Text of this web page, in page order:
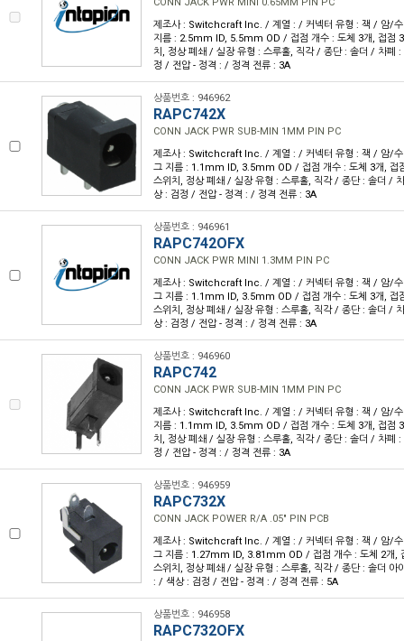
제조사 : Switchcraft Inc. / 계열 : / 커넥터 유형 : 잭 / 암/수
지름 : 2.5mm ID, 5.5mm OD / 접점 개수 : 도체 3개, 접점
치, 정상 폐쇄 / 실장 유형 : 스루홀, 직각 / 종단 : 솔더 / 차폐
정 / 전압 - 정격 : / 정격 전류 : 3A
상품번호 : 946962
RAPC742X
CONN JACK PWR SUB-MIN 1MM PIN PC
제조사 : Switchcraft Inc. / 계열 : / 커넥터 유형 : 잭 / 암/수
그 지름 : 1.1mm ID, 3.5mm OD / 접점 개수 : 도체 3개, 접
스위치, 정상 폐쇄 / 실장 유형 : 스루홀, 직각 / 종단 : 솔더 /
상 : 검정 / 전압 - 정격 : / 정격 전류 : 3A
상품번호 : 946961
RAPC742OFX
CONN JACK PWR MINI 1.3MM PIN PC
제조사 : Switchcraft Inc. / 계열 : / 커넥터 유형 : 잭 / 암/수
그 지름 : 1.1mm ID, 3.5mm OD / 접점 개수 : 도체 3개, 접
스위치, 정상 폐쇄 / 실장 유형 : 스루홀, 직각 / 종단 : 솔더 /
상 : 검정 / 전압 - 정격 : / 정격 전류 : 3A
상품번호 : 946960
RAPC742
CONN JACK PWR SUB-MIN 1MM PIN PC
제조사 : Switchcraft Inc. / 계열 : / 커넥터 유형 : 잭 / 암/수
지름 : 1.1mm ID, 3.5mm OD / 접점 개수 : 도체 3개, 접점
치, 정상 폐쇄 / 실장 유형 : 스루홀, 직각 / 종단 : 솔더 / 차폐
정 / 전압 - 정격 : / 정격 전류 : 3A
상품번호 : 946959
RAPC732X
CONN JACK POWER R/A .05" PIN PCB
제조사 : Switchcraft Inc. / 계열 : / 커넥터 유형 : 잭 / 암/수
그 지름 : 1.27mm ID, 3.81mm OD / 접점 개수 : 도체 2개,
스위치, 정상 폐쇄 / 실장 유형 : 스루홀, 직각 / 종단 : 솔더 아
: / 색상 : 검정 / 전압 - 정격 : / 정격 전류 : 5A
상품번호 : 946958
RAPC732OFX